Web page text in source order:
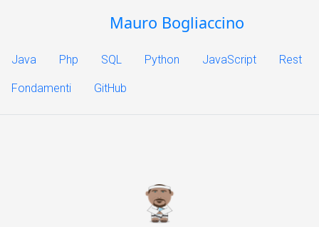
Mauro Bogliaccino
Java Php SQL Python JavaScript Rest
Fondamenti GitHub